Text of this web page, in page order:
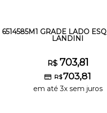
6514585M1 GRADE LADO
LANDINI
R$ 703,81
R$703,81
em até 3x sem juros